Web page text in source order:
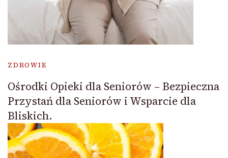
ZDROWIE
Ośrodki Opieki dla Seniorów – Bezpieczna
Przystań dla Seniorów i Wsparcie dla
Bliskich.